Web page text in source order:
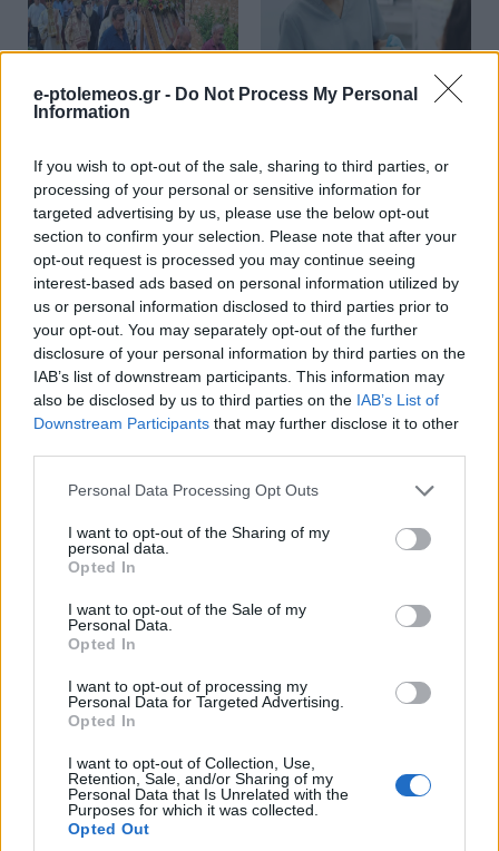
e-ptolemeos.gr - Do Not Process My Personal
Information
If you wish to opt-out of the sale, sharing to third parties, or
processing of your personal or sensitive information for
targeted advertising by us, please use the below opt-out
section to confirm your selection. Please note that after your
opt-out request is processed you may continue seeing
interest-based ads based on personal information utilized by
us or personal information disclosed to third parties prior to
your opt-out. You may separately opt-out of the further
disclosure of your personal information by third parties on the
IAB’s list of downstream participants. This information may
also be disclosed by us to third parties on the IAB’s List of
Downstream Participants that may further disclose it to other
Please note that this website/app uses one or more Google
not limited to your visit or usage behaviour. You may click to
grant or deny consent to Google and its third-party tags to
use your data for below specified purposes in below Google
consent section.
Personal Data Processing Opt Outs
I want to opt-out of the Sharing of my
personal data.
Opted In
I want to opt-out of the Sale of my
Personal Data.
Opted In
I want to opt-out of processing my
Personal Data for Targeted Advertising.
Opted In
I want to opt-out of Collection, Use,
Retention, Sale, and/or Sharing of my
Personal Data that Is Unrelated with the
Purposes for which it was collected.
Opted Out
Η μεγάλη εορτή της
Σωτήρος στην Ιερά
Μονή Δρυοβούνου
(φωτογραφίες)
6 Αυγούστου 2026, 8:02 μμ
στοχεύει μόνο το
βακτήριο που
προκαλεί τη νόσο
6 Αυγούστου 2026, 7:34 μμ